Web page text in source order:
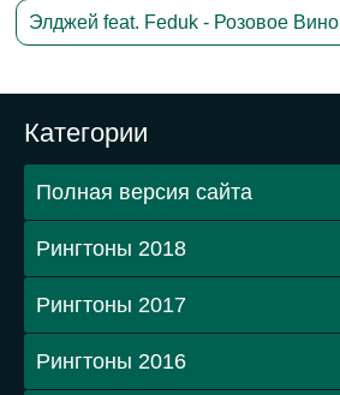
Элджей feat. Feduk - Розовое Вино
Категории
Полная версия сайта
Рингтоны 2018
Рингтоны 2017
Рингтоны 2016